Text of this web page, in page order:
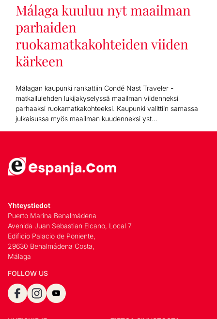
Málaga kuuluu nyt maailman
parhaiden
ruokamatkakohteiden viiden
kärkeen
Málagan kaupunki rankattiin Condé Nast Traveler -
matkailulehden lukijakyselyssä maailman viidenneksi
parhaaksi ruokamatkakohteeksi. Kaupunki valittiin samassa
julkaisussa myös maailman kuudenneksi yst...
Yhteystiedot
Puerto Marina Benalmádena
Avenida Juan Sebastian Elcano, Local 7
Edificio Palacio de Poniente,
29630 Benalmádena Costa,
Málaga
FOLLOW US